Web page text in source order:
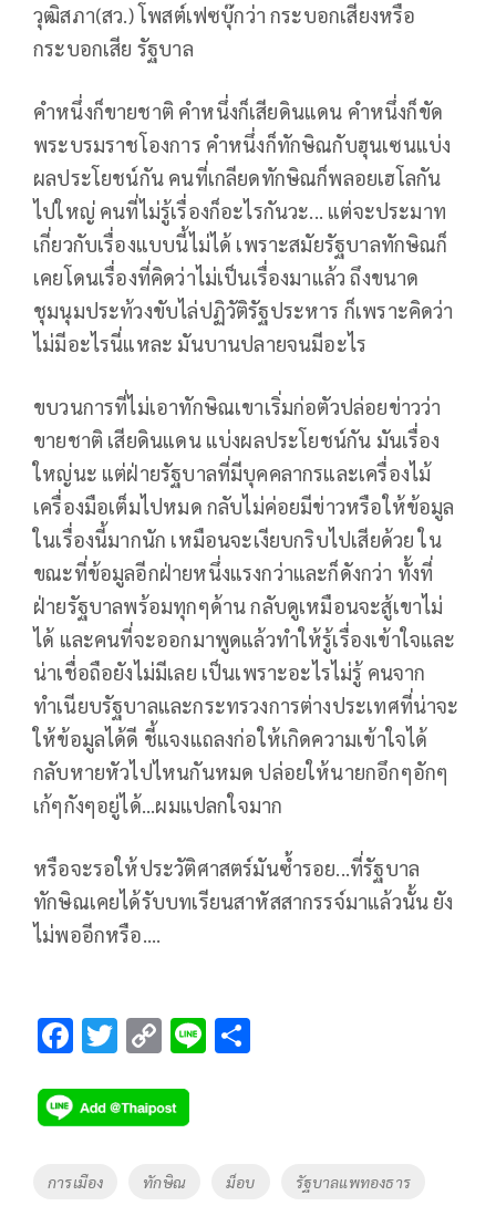
วุฒิสภา(สว.) โพสต์เฟซบุ๊กว่า กระบอกเสียงหรือ
กระบอกเสีย รัฐบาล
คำหนึ่งก็ขายชาติ คำหนึ่งก็เสียดินแดน คำหนึ่งก็ขัด
พระบรมราชโองการ คำหนึ่งก็ทักษิณกับฮุนเซนแบ่ง
ผลประโยชน์กัน คนที่เกลียดทักษิณก็พลอยเฮโลกัน
ไปใหญ่ คนที่ไม่รู้เรื่องก็อะไรกันวะ... แต่จะประมาท
เกี่ยวกับเรื่องแบบนี้ไม่ได้ เพราะสมัยรัฐบาลทักษิณก็
เคยโดนเรื่องที่คิดว่าไม่เป็นเรื่องมาแล้ว ถึงขนาด
ชุมนุมประท้วงขับไล่ปฏิวัติรัฐประหาร ก็เพราะคิดว่า
ไม่มีอะไรนี่แหละ มันบานปลายจนมีอะไร
ขบวนการที่ไม่เอาทักษิณเขาเริ่มก่อตัวปล่อยข่าวว่า
ขายชาติ เสียดินแดน แบ่งผลประโยชน์กัน มันเรื่อง
ใหญ่นะ แต่ฝ่ายรัฐบาลที่มีบุคคลากรและเครื่องไม้
เครื่องมือเต็มไปหมด กลับไม่ค่อยมีข่าวหรือให้ข้อมูล
ในเรื่องนี้มากนัก เหมือนจะเงียบกริบไปเสียด้วย ใน
ขณะที่ข้อมูลอีกฝ่ายหนึ่งแรงกว่าและก็ดังกว่า ทั้งที่
ฝ่ายรัฐบาลพร้อมทุกๆด้าน กลับดูเหมือนจะสู้เขาไม่
ได้ และคนที่จะออกมาพูดแล้วทำให้รู้เรื่องเข้าใจและ
น่าเชื่อถือยังไม่มีเลย เป็นเพราะอะไรไม่รู้ คนจาก
ทำเนียบรัฐบาลและกระทรวงการต่างประเทศที่น่าจะ
ให้ข้อมูลได้ดี ชี้แจงแถลงก่อให้เกิดความเข้าใจได้
กลับหายหัวไปไหนกันหมด ปล่อยให้นายกอึกๆอักๆ
เก้ๆกังๆอยู่ได้...ผมแปลกใจมาก
หรือจะรอให้ประวัติศาสตร์มันซ้ำรอย...ที่รัฐบาล
ทักษิณเคยได้รับบทเรียนสาหัสสากรรจ์มาแล้วนั้น ยัง
ไม่พออีกหรือ....
F
e
b
o
T
tt
er
C
p
y
Li
Li
Tags
การเมือง ทักษิณ ม็อบ รัฐบาลแพทองธาร